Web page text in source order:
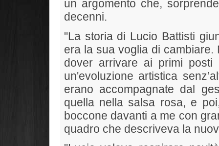
un argomento che,
decenni.
"La storia di Lucio Battisti
era la sua voglia di
dover arrivare ai primi posti
un'evoluzione artistica
erano accompagnate dal
quella nella salsa rosa, e
boccone davanti a me con
quadro che descriveva la